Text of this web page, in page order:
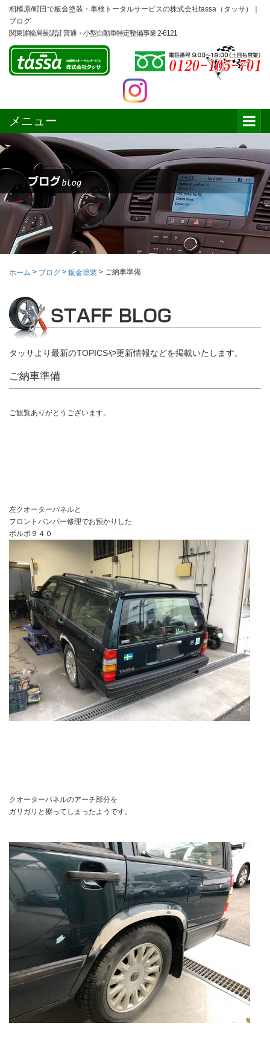
相模原/町田で板金塗装・車検トータルサービスの株式会社tassa（タッサ）｜
ブログ
関東運輸局長認証 普通・小型自動車特定整備事業 2-6121
メニュー
ホーム > ブログ > 鈑金塗装 > ご納車準備
タッサより最新のTOPICSや更新情報などを掲載いたします。
ご納車準備
ご観覧ありがとうございます。
左クオーターパネルと
フロントバンパー修理でお預かりした
ボルボ９４０
クオーターパネルのアーチ部分を
ガリガリと擦ってしまったようです。